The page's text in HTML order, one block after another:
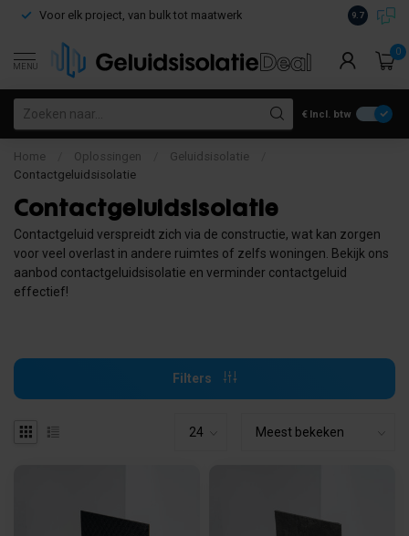
Voor elk project, van bulk tot maatwerk Gratis
9.7
MENU
0
€ Incl. btw
Home Oplossingen Geluidsisolatie
Contactgeluidsisolatie
Contactgeluidsisolatie
Contactgeluid verspreidt zich via de constructie, wat kan zorgen
voor veel overlast in andere ruimtes of zelfs woningen. Bekijk ons
aanbod contactgeluidsisolatie en verminder contactgeluid
effectief!
Filters